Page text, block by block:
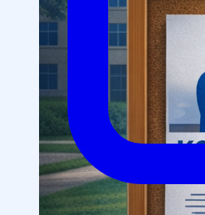
OTM tuzilmasi
Institut prezidenti murojaati
TarixiMissiya va
kengashiAkkreditatsiya va
hujjatlar
Tayyorlov kurslari